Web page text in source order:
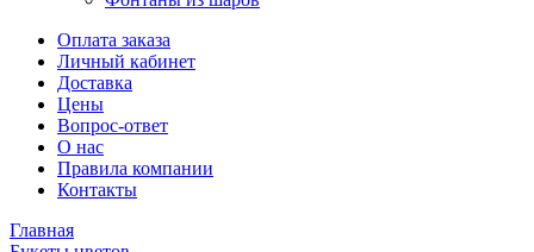
Оплата заказа
Личный кабинет
Доставка
Цены
Вопрос-ответ
О нас
Правила компании
Контакты
Главная